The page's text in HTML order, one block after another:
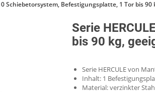
Schiebetorsystem, Befestigungsplatte, 1 Tor bis
Serie
bis 90 kg,
Serie HERCULE von
Inhalt: 1
Material: verzinkter